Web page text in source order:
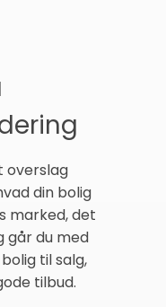
overslag
din bolig
marked, det
går du med
til salg,
tilbud.